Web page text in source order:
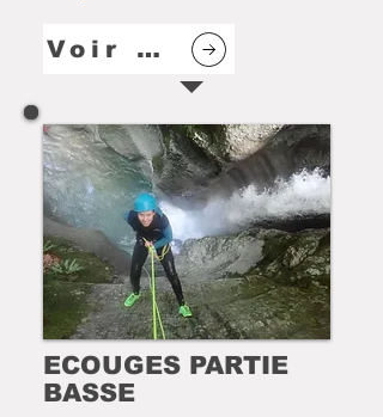
Voir plus
ECOUGES PARTIE
BASSE